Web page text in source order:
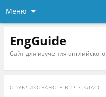
Меню
EngGuide
Сайт для изучения
ОПУБЛИКОВАНО В ВПР 7 КЛАСС